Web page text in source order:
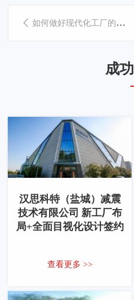
如何做好现代化工厂的现场目视化管理
成功
汉思科特（盐城）减震
技术有限公司 新工厂布
局+全面目视化设计签约
查看更多 >>